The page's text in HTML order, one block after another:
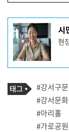
기
사
작
성
자
프
필
시
현
기
사
관
련
태
그
태
그
#강서구
#강서문
#아리홀
#가로공원